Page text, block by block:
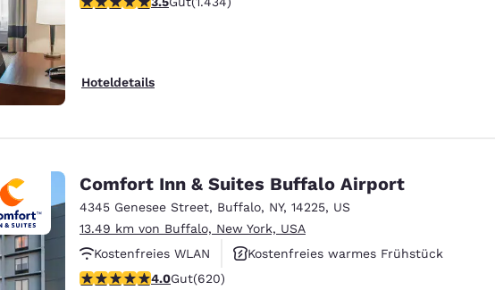
Haustierfreundlich
Hoteldetails
Comfort Inn & Suites Buffalo Airport
4345 Genesee Street, Buffalo, NY, 14225, US
13.49 km von Buffalo, New York, USA
Kostenfreies WLAN
Kostenfreies warmes Frühstück
Haustierfreundlich
3.96-Sterne-Bewertung. Gut. 620 Bewertungen
4.0Gut(620)